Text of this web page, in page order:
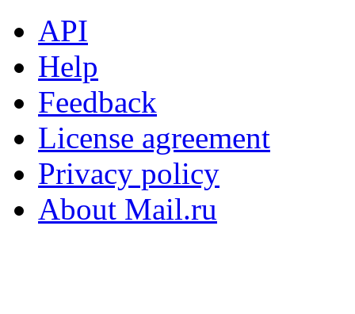
API
Help
Feedback
License agreement
Privacy policy
About Mail.ru